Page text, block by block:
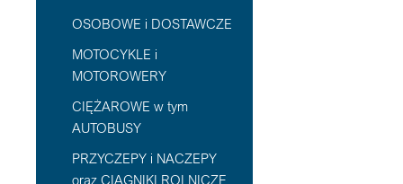
OSOBOWE i DOSTAWCZE
MOTOCYKLE i
MOTOROWERY
CIĘŻAROWE w tym
AUTOBUSY
PRZYCZEPY i NACZEPY
oraz CIĄGNIKI ROLNICZE